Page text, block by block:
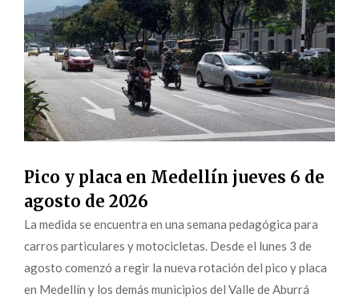
Pico y placa en Medellín jueves 6 de
agosto de 2026
La medida se encuentra en una semana pedagógica para
carros particulares y motocicletas. Desde el lunes 3 de
agosto comenzó a regir la nueva rotación del pico y placa
en Medellín y los demás municipios del Valle de Aburrá